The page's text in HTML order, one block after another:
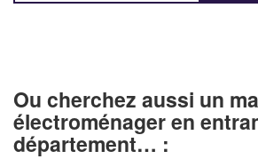
Ou cherchez aussi un
électroménager en
département… :